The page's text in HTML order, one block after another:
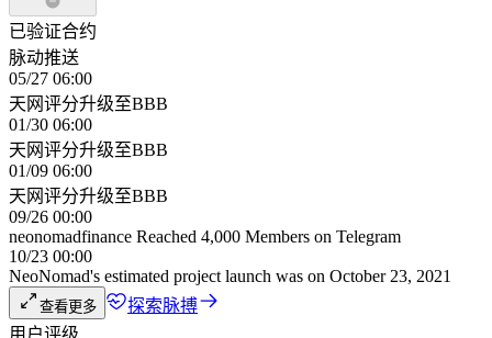
已验证合约
脉动推送
05/27 06:00
天网评分升级至BBB
01/30 06:00
天网评分升级至BBB
01/09 06:00
天网评分升级至BBB
09/26 00:00
neonomadfinance Reached 4,000 Members on Telegram
10/23 00:00
NeoNomad's estimated project launch was on October 23, 2021
查看更多
探索脉搏
用户评级